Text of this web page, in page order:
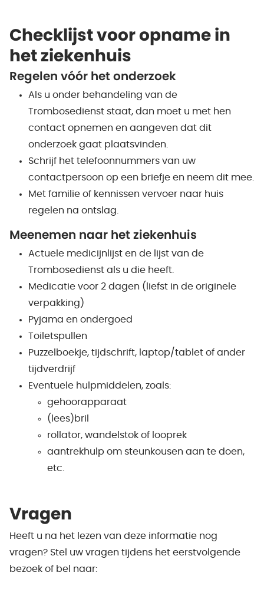
Checklijst voor opname in
het ziekenhuis
Regelen vóór het onderzoek
Als u onder behandeling van de
Trombosedienst staat, dan moet u met hen
contact opnemen en aangeven dat dit
onderzoek gaat plaatsvinden.
Schrijf het telefoonnummers van uw
contactpersoon op een briefje en neem dit mee.
Met familie of kennissen vervoer naar huis
regelen na ontslag.
Meenemen naar het ziekenhuis
Actuele medicijnlijst en de lijst van de
Trombosedienst als u die heeft.
Medicatie voor 2 dagen (liefst in de originele
verpakking)
Pyjama en ondergoed
Toiletspullen
Puzzelboekje, tijdschrift, laptop/tablet of ander
tijdverdrijf
Eventuele hulpmiddelen, zoals:
gehoorapparaat
(lees)bril
rollator, wandelstok of looprek
aantrekhulp om steunkousen aan te doen,
etc.
Vragen
Heeft u na het lezen van deze informatie nog
vragen? Stel uw vragen tijdens het eerstvolgende
bezoek of bel naar: